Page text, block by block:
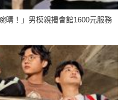
晴！」男模親揭會館1600元服務